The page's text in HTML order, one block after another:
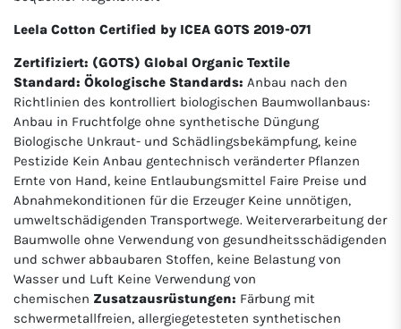
Leela Cotton Certified by ICEA GOTS 2019-071
Zertifiziert: (GOTS) Global Organic Textile
Standard: Ökologische Standards: Anbau nach den
Richtlinien des kontrolliert biologischen Baumwollanbaus:
Anbau in Fruchtfolge ohne synthetische Düngung
Biologische Unkraut- und Schädlingsbekämpfung, keine
Pestizide Kein Anbau gentechnisch veränderter Pflanzen
Ernte von Hand, keine Entlaubungsmittel Faire Preise und
Abnahmekonditionen für die Erzeuger Keine unnötigen,
umweltschädigenden Transportwege. Weiterverarbeitung der
Baumwolle ohne Verwendung von gesundheitsschädigenden
und schwer abbaubaren Stoffen, keine Belastung von
Wasser und Luft Keine Verwendung von
chemischen Zusatzausrüstungen: Färbung mit
schwermetallfreien, allergiegetesteten synthetischen